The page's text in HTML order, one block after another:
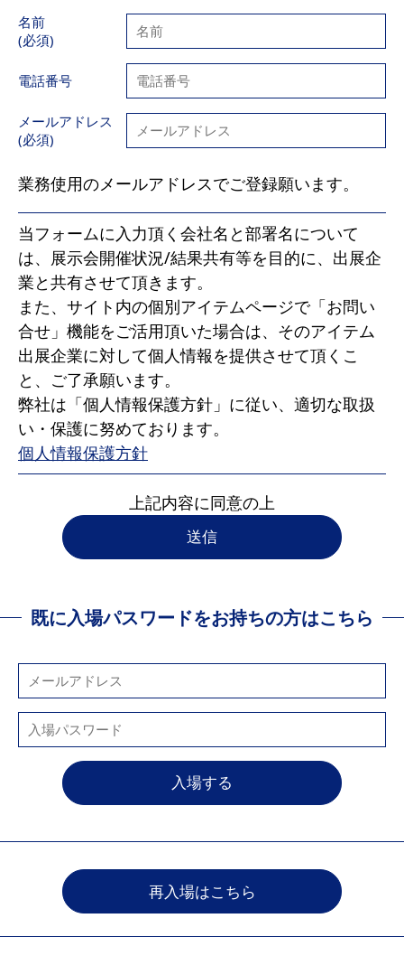
名前
(必須)
電話番号
メールアドレス
(必須)
業務使用のメールアドレスでご登録願います。
当フォームに入力頂く会社名と部署名について
は、展示会開催状況/結果共有等を目的に、出展企
業と共有させて頂きます。
また、サイト内の個別アイテムページで「お問い
合せ」機能をご活用頂いた場合は、そのアイテム
出展企業に対して個人情報を提供させて頂くこ
と、ご了承願います。
弊社は「個人情報保護方針」に従い、適切な取扱
い・保護に努めております。
個人情報保護方針
上記内容に同意の上
既に入場パスワードをお持ちの方はこちら
再入場はこちら